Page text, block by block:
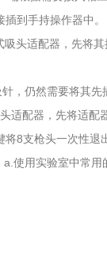
到手持操作器中。
头适配器，先将
，仍然需要将其先
适配器，先将适
8支枪头一次性退
使用实验室中常